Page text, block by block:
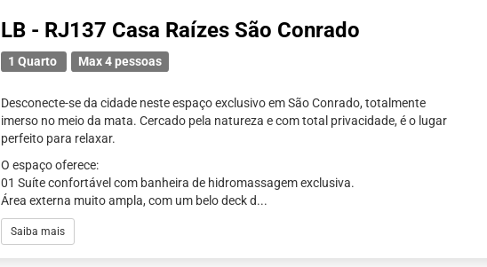
LB - RJ137 Casa Raízes São Conrado
1 Quarto Max 4 pessoas
Desconecte-se da cidade neste espaço exclusivo em São Conrado, totalmente
imerso no meio da mata. Cercado pela natureza e com total privacidade, é o lugar
perfeito para relaxar.
O espaço oferece:
01 Suíte confortável com banheira de hidromassagem exclusiva.
Área externa muito ampla, com um belo deck d...
Saiba mais